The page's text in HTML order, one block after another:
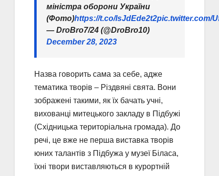
міністра оборони України
(Фото)https://t.co/lsJdEde2t2pic.twitter.com/
— DroBro7/24 (@DroBro10)
December 28, 2023
Назва говорить сама за себе, адже
тематика творів – Різдвяні свята. Вони
зображені такими, як їх бачать учні,
вихованці митецького закладу в Підбужі
(Східницька територіальна громада). До
речі, це вже не перша виставка творів
юних талантів з Підбужа у музеї Біласа,
їхні твори виставляються в курортній